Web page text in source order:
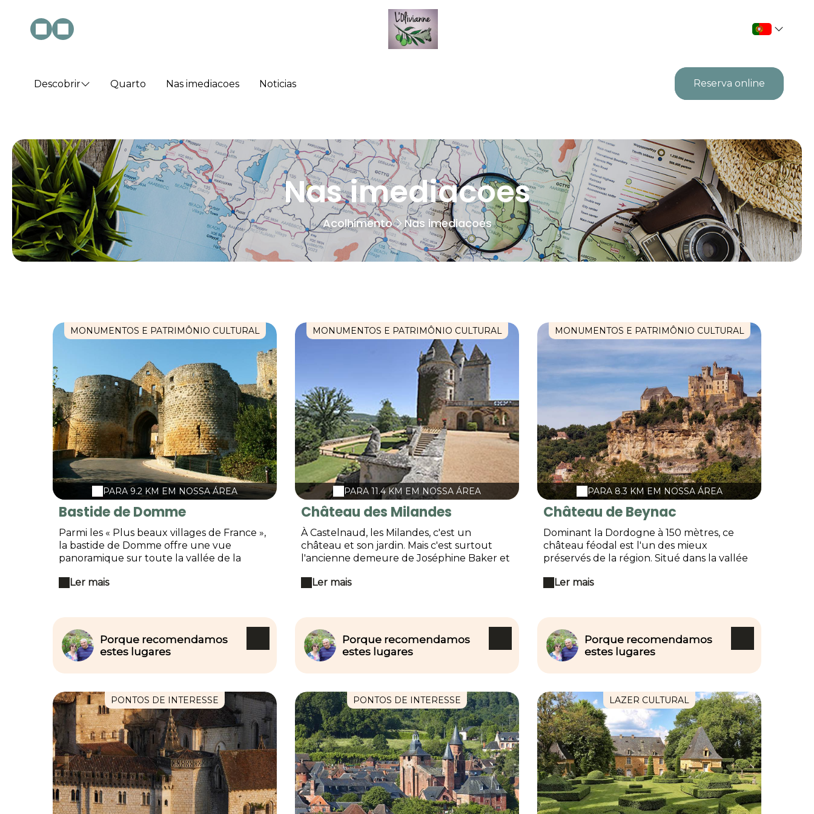
Descobrir Quarto Nas imediacoes Noticias Reserva online
Nas imediacoes
Acolhimento Nas imediacoes
MONUMENTOS E PATRIMÔNIO CULTURAL
PARA 9.2 KM EM NOSSA ÁREA
Bastide de Domme
Parmi les « Plus beaux villages de France »,
la bastide de Domme offre une vue
panoramique sur toute la vallée de la
Roque-Gageac, qui vaut à elle seule le
Porte des tours et ses graffitis laissés par les
Templiers prisonniers.
Ler mais
Porque recomendamos
estes lugares
MONUMENTOS E PATRIMÔNIO CULTURAL
PARA 11.4 KM EM NOSSA ÁREA
Château des Milandes
À Castelnaud, les Milandes, c'est un
château et son jardin. Mais c'est surtout
l'ancienne demeure de Joséphine Baker et
monde, capitale de la fraternité universelle
que des ateliers enfants sont proposés
(fauconnerie, nourrissage des oiseaux).
Ler mais
Porque recomendamos
estes lugares
MONUMENTOS E PATRIMÔNIO CULTURAL
PARA 8.3 KM EM NOSSA ÁREA
Château de Beynac
Dominant la Dordogne à 150 mètres, ce
château féodal est l'un des mieux
préservés de la région. Situé dans la vallée
Castelnaud, le frère ennemi pendant la
valu de servir de décor à dix-sept films,
dont Les Visiteurs ou Jeanne d'Arc .
Ler mais
Porque recomendamos
estes lugares
PONTOS DE INTERESSE PONTOS DE INTERESSE LAZER CULTURAL